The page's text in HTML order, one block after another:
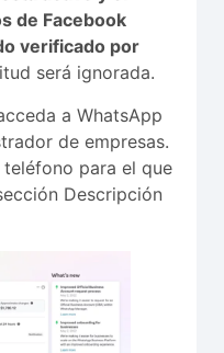
de Facebook
verificado por
será ignorada.
a WhatsApp
de empresas.
para el que
Descripción